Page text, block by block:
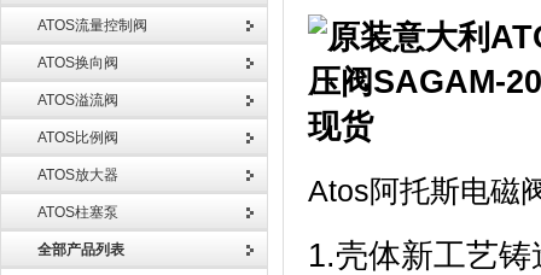
ATOS流量控制阀
ATOS换向阀
ATOS溢流阀
ATOS比例阀
ATOS放大器
ATOS柱塞泵
全部产品列表
Atos阿托斯电磁
1.壳体新工艺